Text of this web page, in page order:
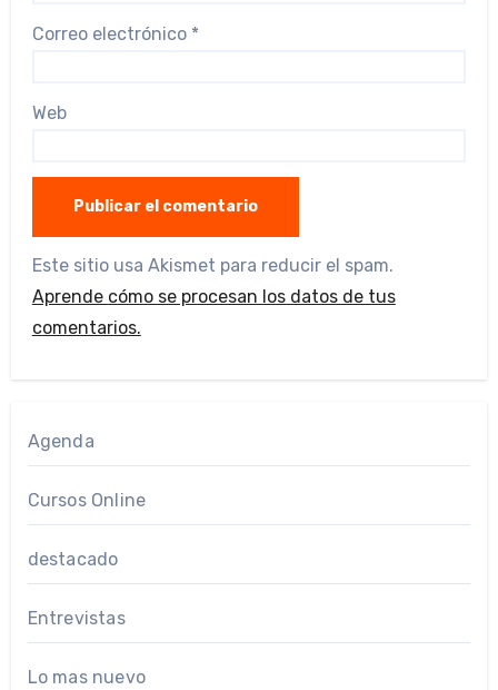
Correo electrónico *
Web
Este sitio usa Akismet para reducir el spam.
Aprende cómo se procesan los datos de tus
comentarios.
Agenda
Cursos Online
destacado
Entrevistas
Lo mas nuevo